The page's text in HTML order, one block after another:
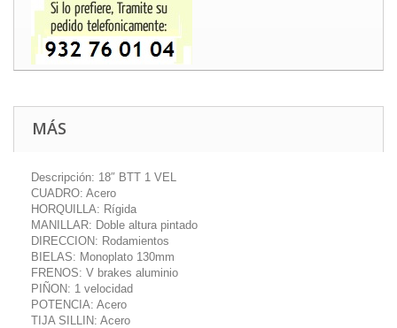
MÁS
Descripción: 18″ BTT 1 VEL
CUADRO: Acero
HORQUILLA: Rígida
MANILLAR: Doble altura pintado
DIRECCION: Rodamientos
BIELAS: Monoplato 130mm
FRENOS: V brakes aluminio
PIÑON: 1 velocidad
POTENCIA: Acero
TIJA SILLIN: Acero